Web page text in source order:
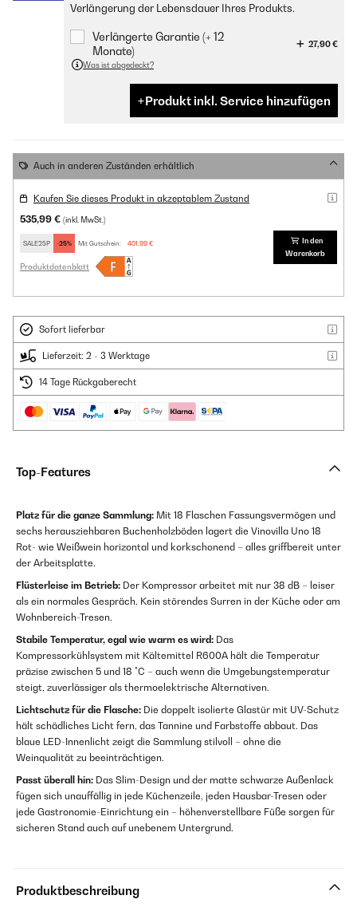
Verlängerung der Lebensdauer Ihres Produkts.
Verlängerte Garantie (+ 12
Monate)
27,90 €
Was ist abgedeckt?
Produkt inkl. Service hinzufügen
Auch in anderen Zuständen erhältlich
Kaufen Sie dieses Produkt in akzeptablem Zustand
535,99 € (inkl. MwSt.)
SALE25P -25% Mit Gutschein: 401,99 €
Produktdatenblatt
In den
Warenkorb
Sofort lieferbar
Lieferzeit: 2 - 3 Werktage
14 Tage Rückgaberecht
Top-Features
Platz für die ganze Sammlung: Mit 18 Flaschen Fassungsvermögen und
sechs herausziehbaren Buchenholzböden lagert die Vinovilla Uno 18
Rot- wie Weißwein horizontal und korkschonend – alles griffbereit unter
der Arbeitsplatte.
Flüsterleise im Betrieb: Der Kompressor arbeitet mit nur 38 dB – leiser
als ein normales Gespräch. Kein störendes Surren in der Küche oder am
Wohnbereich-Tresen.
Stabile Temperatur, egal wie warm es wird: Das
Kompressorkühlsystem mit Kältemittel R600A hält die Temperatur
präzise zwischen 5 und 18 °C – auch wenn die Umgebungstemperatur
steigt, zuverlässiger als thermoelektrische Alternativen.
Lichtschutz für die Flasche: Die doppelt isolierte Glastür mit UV-Schutz
hält schädliches Licht fern, das Tannine und Farbstoffe abbaut. Das
blaue LED-Innenlicht zeigt die Sammlung stilvoll – ohne die
Weinqualität zu beeinträchtigen.
Passt überall hin: Das Slim-Design und der matte schwarze Außenlack
fügen sich unauffällig in jede Küchenzeile, jeden Hausbar-Tresen oder
jede Gastronomie-Einrichtung ein – höhenverstellbare Füße sorgen für
sicheren Stand auch auf unebenem Untergrund.
Produktbeschreibung